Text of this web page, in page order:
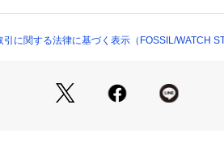
径37mm、バンド幅18mm、ミネラルクリ
引に関する法律に基づく表示（FOSSIL/WATCH